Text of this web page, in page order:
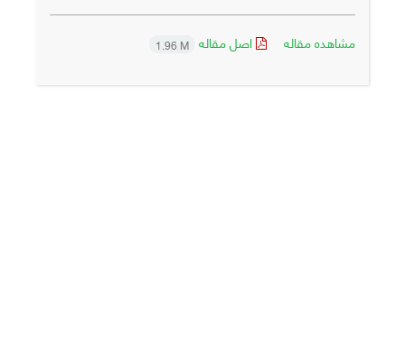
مشاهده مقاله اصل مقاله 1.96 M